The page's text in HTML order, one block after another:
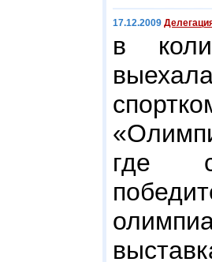
17.12.2009
в
где